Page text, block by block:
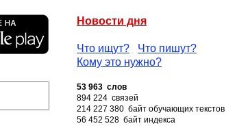
Новости дня
Что ищут?
Что пишут?
Кому это нужно?
53 963 слов
894 224 связей
214 227 380 байт обучающих текстов
56 452 528 байт индекса